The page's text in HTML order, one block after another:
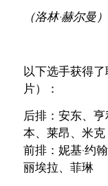
（洛林·赫尔曼）
以下选手获得
片）：
后排：安东、
本、莱昂、米克
前排：妮基·约
丽埃拉、菲琳